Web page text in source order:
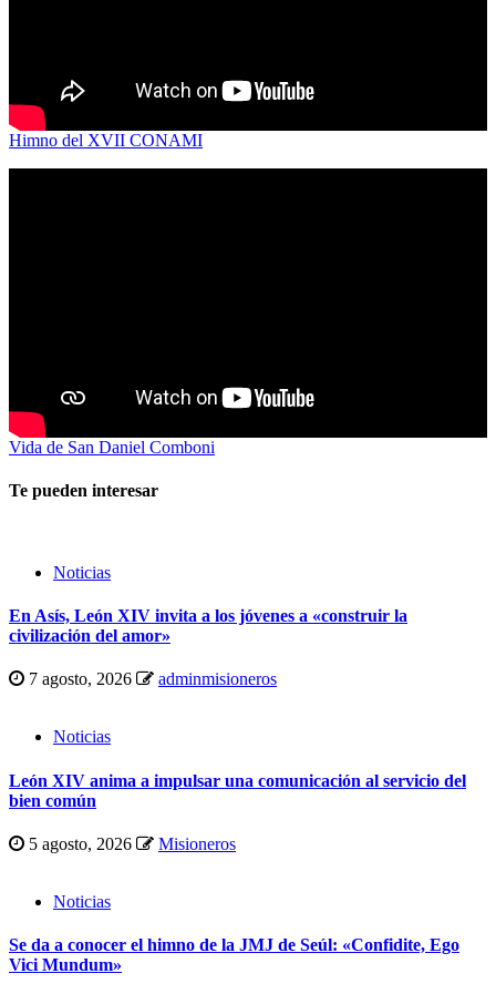
Himno del XVII CONAMI
Vida de San Daniel Comboni
Te pueden interesar
Noticias
En Asís, León XIV invita a los jóvenes a «construir la
civilización del amor»
7 agosto, 2026 adminmisioneros
Noticias
León XIV anima a impulsar una comunicación al servicio del
bien común
5 agosto, 2026 Misioneros
Noticias
Se da a conocer el himno de la JMJ de Seúl: «Confidite, Ego
Vici Mundum»